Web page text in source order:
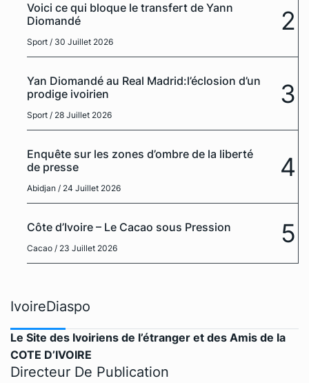
Voici ce qui bloque le transfert de Yann
Diomandé
Sport / 30 Juillet 2026
2
Yan Diomandé au Real Madrid:l’éclosion d’un
prodige ivoirien
Sport / 28 Juillet 2026
3
Enquête sur les zones d’ombre de la liberté
de presse
Abidjan / 24 Juillet 2026
4
Côte d’Ivoire – Le Cacao sous Pression
Cacao / 23 Juillet 2026 5
IvoireDiaspo
Le Site des Ivoiriens de l’étranger et des Amis de la
COTE D’IVOIRE
Directeur De Publication